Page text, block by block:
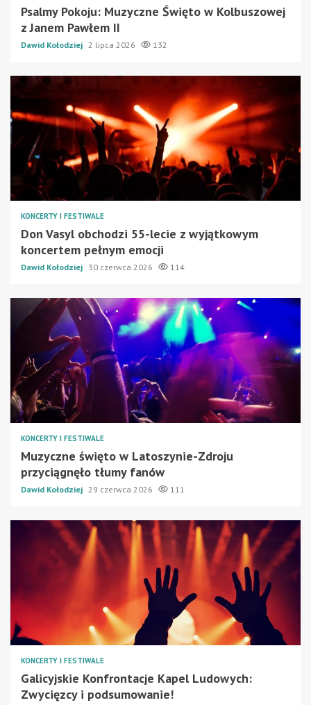
Psalmy Pokoju: Muzyczne Święto w Kolbuszowej
z Janem Pawłem II
Dawid Kołodziej 2 lipca 2026 132
KONCERTY I FESTIWALE
Don Vasyl obchodzi 55-lecie z wyjątkowym
koncertem pełnym emocji
Dawid Kołodziej 30 czerwca 2026 114
KONCERTY I FESTIWALE
Muzyczne święto w Latoszynie-Zdroju
przyciągnęło tłumy fanów
Dawid Kołodziej 29 czerwca 2026 111
KONCERTY I FESTIWALE
Galicyjskie Konfrontacje Kapel Ludowych:
Zwycięzcy i podsumowanie!